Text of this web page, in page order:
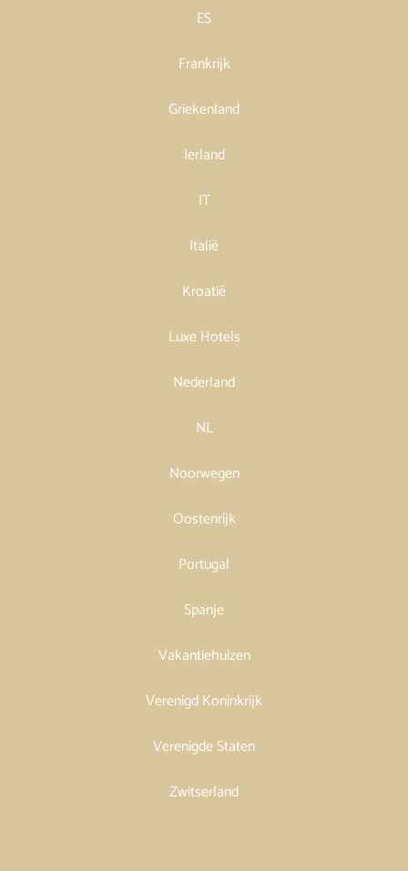
ES
Frankrijk
Griekenland
Ierland
IT
Italië
Kroatië
Luxe Hotels
Nederland
NL
Noorwegen
Oostenrijk
Portugal
Spanje
Vakantiehuizen
Verenigd Koninkrijk
Verenigde Staten
Zwitserland